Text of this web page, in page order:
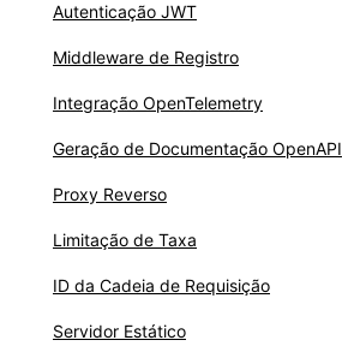
Autenticação JWT
Middleware de Registro
Integração OpenTelemetry
Geração de Documentação OpenAPI
Proxy Reverso
Limitação de Taxa
ID da Cadeia de Requisição
Servidor Estático